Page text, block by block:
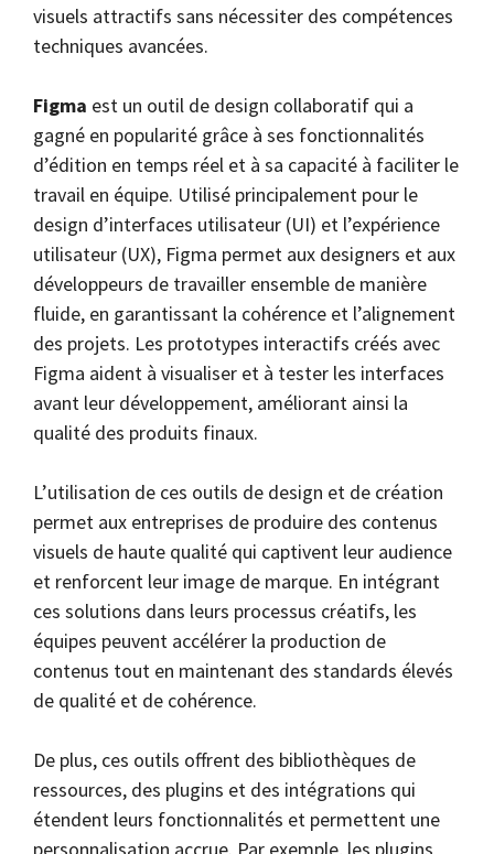
visuels attractifs sans nécessiter des compétences
techniques avancées.
Figma est un outil de design collaboratif qui a
gagné en popularité grâce à ses fonctionnalités
d’édition en temps réel et à sa capacité à faciliter le
travail en équipe. Utilisé principalement pour le
design d’interfaces utilisateur (UI) et l’expérience
utilisateur (UX), Figma permet aux designers et aux
développeurs de travailler ensemble de manière
fluide, en garantissant la cohérence et l’alignement
des projets. Les prototypes interactifs créés avec
Figma aident à visualiser et à tester les interfaces
avant leur développement, améliorant ainsi la
qualité des produits finaux.
L’utilisation de ces outils de design et de création
permet aux entreprises de produire des contenus
visuels de haute qualité qui captivent leur audience
et renforcent leur image de marque. En intégrant
ces solutions dans leurs processus créatifs, les
équipes peuvent accélérer la production de
contenus tout en maintenant des standards élevés
de qualité et de cohérence.
De plus, ces outils offrent des bibliothèques de
ressources, des plugins et des intégrations qui
étendent leurs fonctionnalités et permettent une
personnalisation accrue. Par exemple, les plugins